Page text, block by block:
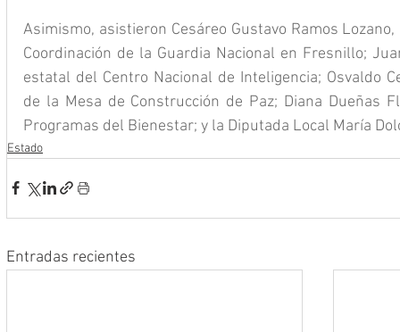
Asimismo, asistieron Cesáreo Gustavo Ramos
Coordinación de la Guardia Nacional en Fresnillo;
estatal del Centro Nacional de Inteligencia; Osvaldo
de la Mesa de Construcción de Paz; Diana Dueñas
Programas del Bienestar; y la Diputada Local María
Estado
Entradas recientes